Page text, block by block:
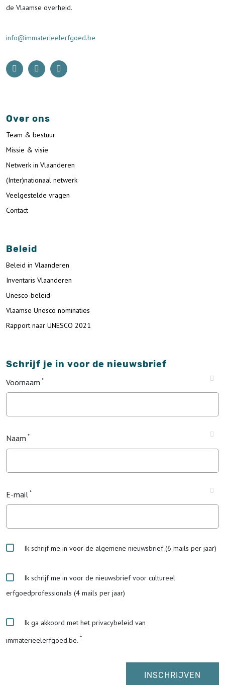
de Vlaamse overheid.
info@immaterieelerfgoed.be
Over ons
Team & bestuur
Missie & visie
Netwerk in Vlaanderen
(Inter)nationaal netwerk
Veelgestelde vragen
Contact
Beleid
Beleid in Vlaanderen
Inventaris Vlaanderen
Unesco-beleid
Vlaamse Unesco nominaties
Rapport naar UNESCO 2021
Schrijf je in voor de nieuwsbrief
Voornaam
Naam
E-mail
Ik schrijf me in voor de algemene nieuwsbrief (6 mails per jaar)
Ik schrijf me in voor de nieuwsbrief voor cultureel
erfgoedprofessionals (4 mails per jaar)
Ik ga akkoord met het privacybeleid van
immaterieelerfgoed.be.